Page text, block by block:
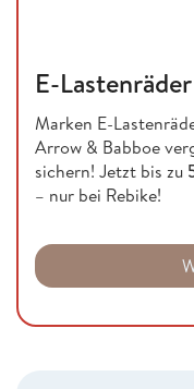
E-
Marken E-
Arrow & Babboe
sichern! Jetzt bis zu
– nur bei Rebike!